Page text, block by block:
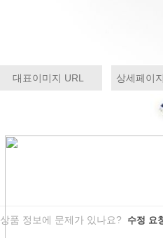
대표이미지 URL 상세페이
상품 정보에 문제가 있나요? 수정 요